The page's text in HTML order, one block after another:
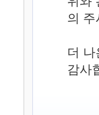
의 주
더
감사